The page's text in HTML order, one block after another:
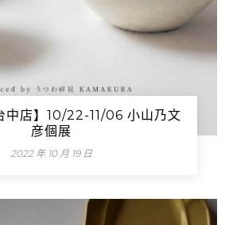
中店】10/22-11/06 小山乃文
彦個展
2022 年 10 月 19 日